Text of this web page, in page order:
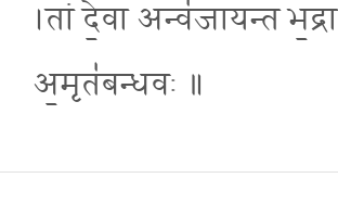
।तां दे॒वा अन्व॑जायन्त भ॒द्रा
अ॒मृत॑बन्धवः ॥